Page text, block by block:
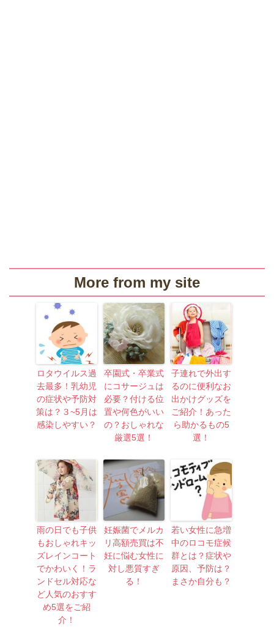
More from my site
ロタウイルス過
去最多！乳幼児
の症状や予防対
策は？３~5月は
感染しやすい？
卒園式・卒業式
にコサージュは
必要？付ける位
置や何色がいい
の？おしゃれな
厳選5選！
子連れで外出す
るのに便利なお
出かけグッズを
ご紹介！あった
ら助かるもの5
選！
雨の日でも子供
もおしゃれキッ
ズレインコート
でかわいく！ラ
ンドセル対応な
ど人気のおすす
め5選をご紹
介！
妊娠菌でメルカ
リ高額売買は不
妊に悩む女性に
対し悪質すぎ
る！
若い女性に急増
中のロコモ症候
群とは？症状や
原因、予防は？
まさか自分も？